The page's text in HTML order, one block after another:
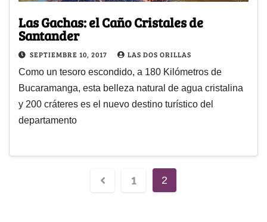
Las Gachas: el Caño Cristales de
Santander
SEPTIEMBRE 10, 2017 LAS DOS ORILLAS
Como un tesoro escondido, a 180 Kilómetros de
Bucaramanga, esta belleza natural de agua cristalina
y 200 cráteres es el nuevo destino turístico del
departamento
1 2